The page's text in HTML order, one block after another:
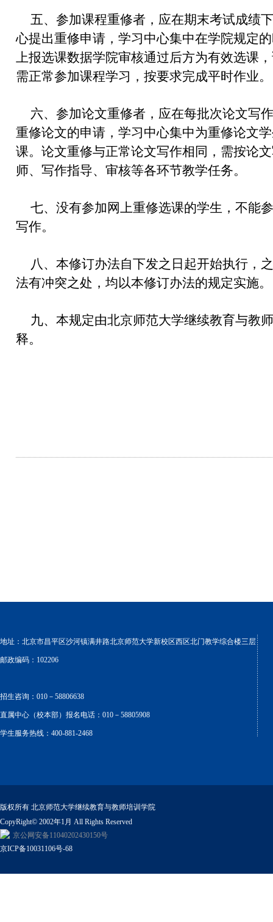
五、参加课程重修者，应在期末考试成绩
心提出重修申请，学习中心集中在学院规定
上报选课数据学院审核通过后方为有效选课
需正常参加课程学习，按要求完成平时作业。
六、参加论文重修者，应在每批次论文写
重修论文的申请，学习中心集中为重修论文
课。论文重修与正常论文写作相同，需按论
师、写作指导、审核等各环节教学任务。
七、没有参加网上重修选课的学生，不能
写作。
八、本修订办法自下发之日起开始执行，
法有冲突之处，均以本修订办法的规定实施。
九、本规定由北京师范大学继续教育与教
释。
地址：北京市昌平区沙河镇满井路北京师范大学新校区西区北门教学综合楼三层
邮政编码：102206
招生咨询：010－58806638
直属中心（校本部）报名电话：010－58805908
学生服务热线：400-881-2468
版权所有 北京师范大学继续教育与教师培训学院
CopyRight© 2002年1月 All Rights Reserved
京公网安备11040202430150号
京ICP备10031106号-68